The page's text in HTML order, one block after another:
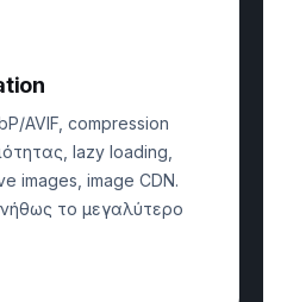
AVIF, compression
lazy loading,
images, image CDN.
το μεγαλύτερο